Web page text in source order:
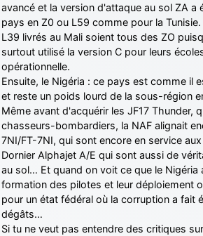
avancé et la version d'attaque au sol ZA a
pays en Z0 ou L59 comme pour la
L39 livrés au Mali soient tous des ZO
surtout utilisé la version C pour leurs
opérationnelle.
Ensuite, le Nigéria : ce pays est comme il
et reste un poids lourd de la sous-région
Même avant d'acquérir les JF17 Thunder,
chasseurs-bombardiers, la NAF alignait
7NI/FT-7NI, qui sont encore en service
Dornier Alphajet A/E qui sont aussi de
au sol… Et quand on voit ce que le Nigéria
formation des pilotes et leur déploiement
pour un état fédéral où la corruption a fait
dégâts…
Si tu ne veut pas entendre des critiques